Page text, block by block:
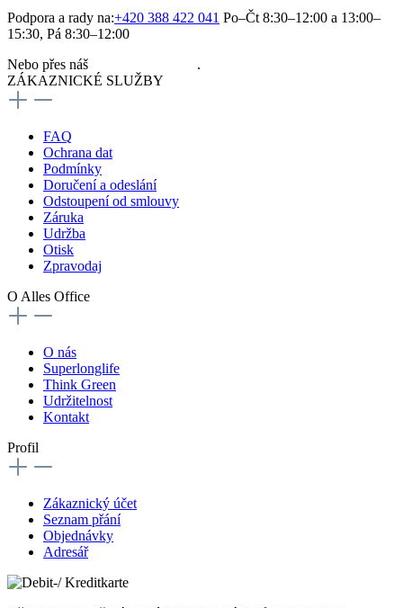
Podpora a rady na:+420 388 422 041 Po–Čt 8:30–12:00 a 13:00–
15:30, Pá 8:30–12:00
Nebo přes náš
.
ZÁKAZNICKÉ SLUŽBY
FAQ
Ochrana dat
Podmínky
Doručení a odeslání
Odstoupení od smlouvy
Záruka
Udržba
Otisk
Zpravodaj
O Alles Office
O nás
Superlonglife
Think Green
Udržitelnost
Kontakt
Profil
Zákaznický účet
Seznam přání
Objednávky
Adresář